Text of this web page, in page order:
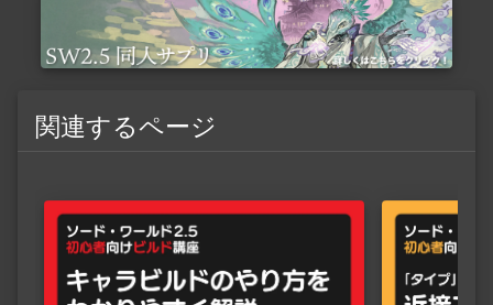
関連するページ